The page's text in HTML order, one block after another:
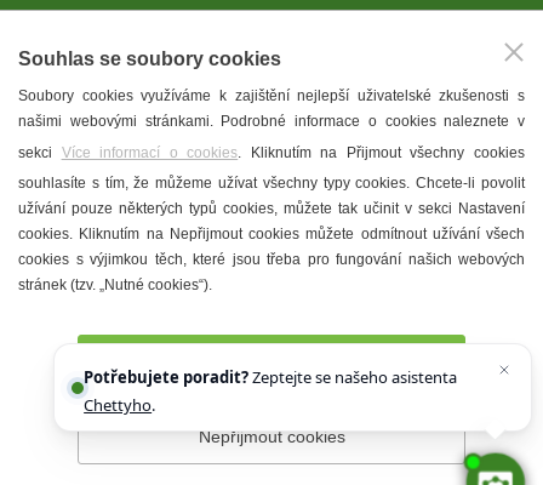
T. G. Masaryk
Mandloně
Ubytování
Restaurace
Městské muzeum a galerie
Denní meníčka
Prohlášení o přístupnosti Správce webu
Souhlas se soubory cookies
Soubory cookies využíváme k zajištění nejlepší uživatelské zkušenosti s
našimi webovými stránkami. Podrobné informace o cookies naleznete v
sekci Více informací o cookies. Kliknutím na Přijmout všechny cookies
souhlasíte s tím, že můžeme užívat všechny typy cookies. Chcete-li povolit
užívání pouze některých typů cookies, můžete tak učinit v sekci Nastavení
cookies. Kliknutím na Nepřijmout cookies můžete odmítnout užívání všech
cookies s výjimkou těch, které jsou třeba pro fungování našich webových
stránek (tzv. „Nutné cookies“).
Nepřijmout cookies
Potřebujete poradit?Zeptejte se našeho asistenta
Chettyho.